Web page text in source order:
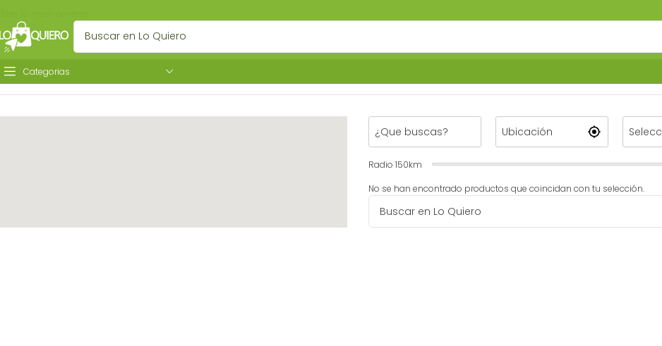
Categorias
Radio 150km
No se han encontrado productos que coincidan con tu selección.